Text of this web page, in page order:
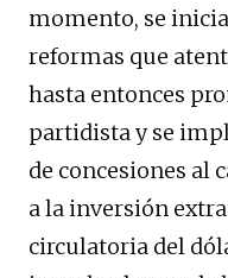
momento, se
reformas que
hasta entonces
partidista y se
de concesiones al
a la inversión
circulatoria del